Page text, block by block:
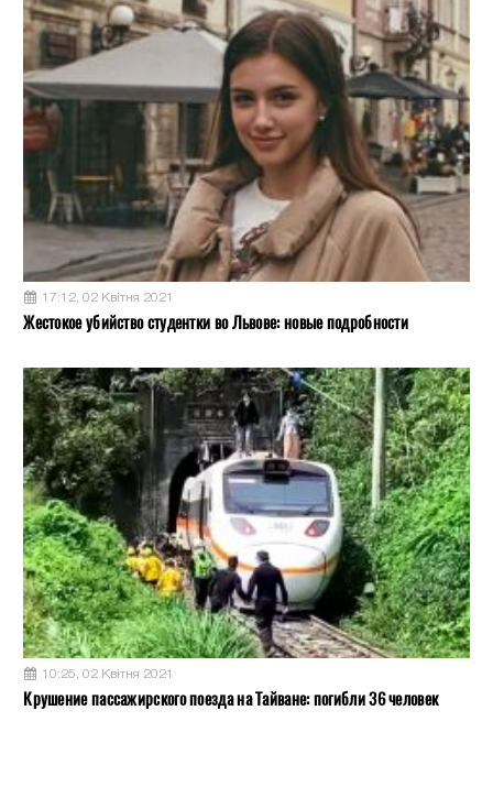
17:12, 02 Квітня 2021
Жестокое убийство студентки во Львове: новые подробности
10:25, 02 Квітня 2021
Крушение пассажирского поезда на Тайване: погибли 36 человек